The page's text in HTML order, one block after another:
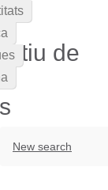
de
New search